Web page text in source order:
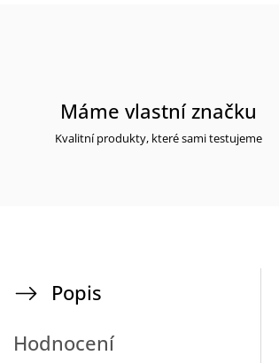
Máme vlastní značku
Kvalitní produkty, které sami testujeme
Popis
Hodnocení